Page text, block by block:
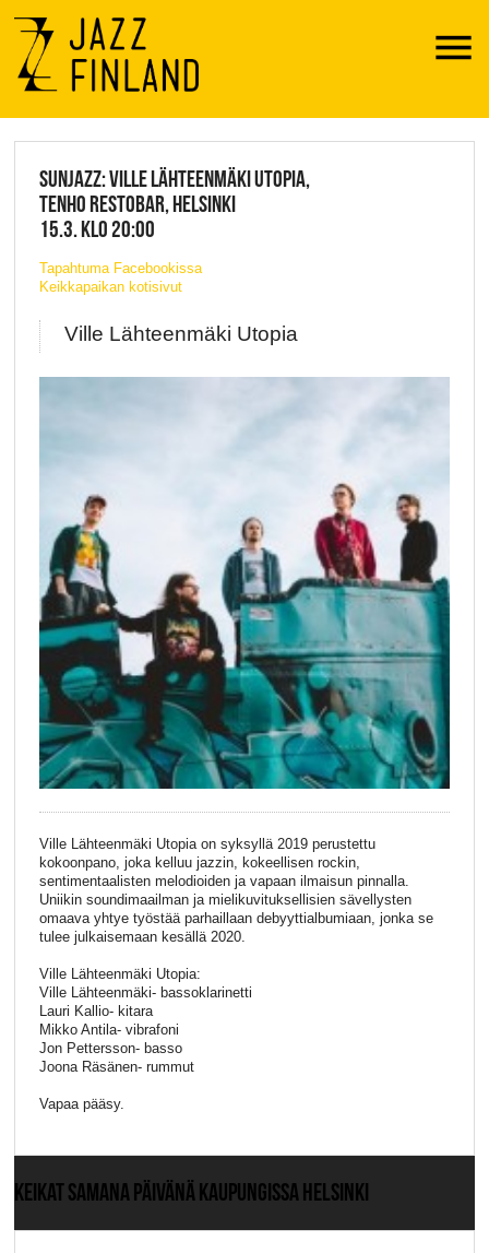
Menu
JAZZ FINLAND LIVE
SUNJAZZ: VILLE LÄHTEENMÄKI UTOPIA,
TENHO RESTOBAR, HELSINKI
15.3. KLO 20:00
Tapahtuma Facebookissa
Keikkapaikan kotisivut
Ville Lähteenmäki Utopia
Ville Lähteenmäki Utopia on syksyllä 2019 perustettu
kokoonpano, joka kelluu jazzin, kokeellisen rockin,
sentimentaalisten melodioiden ja vapaan ilmaisun pinnalla.
Uniikin soundimaailman ja mielikuvituksellisien sävellysten
omaava yhtye työstää parhaillaan debyyttialbumiaan, jonka se
tulee julkaisemaan kesällä 2020.
Ville Lähteenmäki Utopia:
Ville Lähteenmäki- bassoklarinetti
Lauri Kallio- kitara
Mikko Antila- vibrafoni
Jon Pettersson- basso
Joona Räsänen- rummut
Vapaa pääsy.
KEIKAT SAMANA PÄIVÄNÄ KAUPUNGISSA HELSINKI